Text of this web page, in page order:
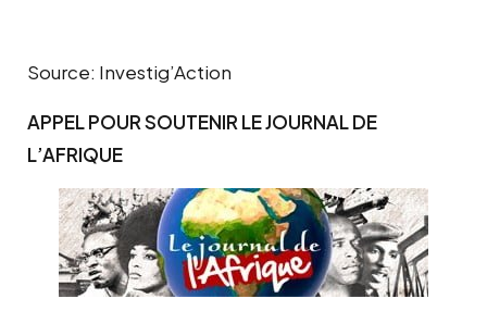
Source: Investig’Action
APPEL POUR SOUTENIR LE JOURNAL DE
L’AFRIQUE